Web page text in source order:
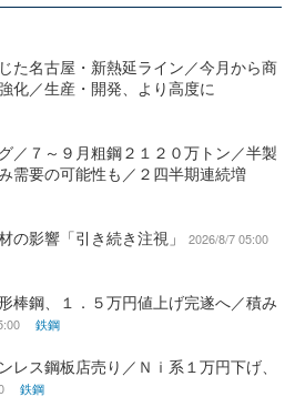
た名古屋・新熱延ライン／今月から商
化／生産・開発、より高度に
／７～９月粗鋼２１２０万トン／半製
需要の可能性も／２四半期連続増
の影響「引き続き注視」
2026/8/7 05:00
棒鋼、１．５万円値上げ完遂へ／積み
鉄鋼
レス鋼板店売り／Ｎｉ系１万円下げ、
鉄鋼